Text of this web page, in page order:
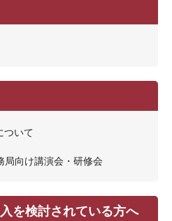
ついて
局向け講演会・研修会
を検討されている方へ